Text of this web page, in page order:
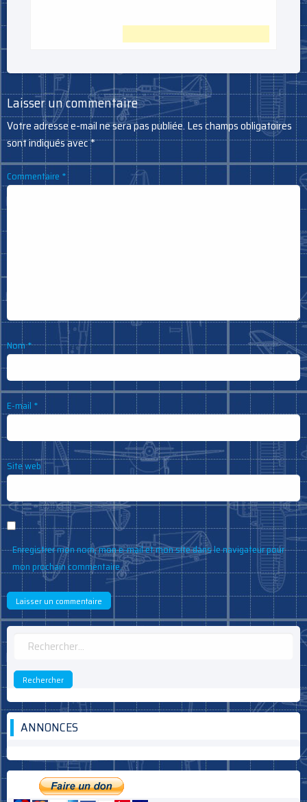
Laisser un commentaire
Votre adresse e-mail ne sera pas publiée. Les champs obligatoires
sont indiqués avec*
Commentaire *
Nom*
E-mail *
Site web
Enregistrer mon nom, mon e-mail et mon site dans le navigateur pour
mon prochain commentaire.
Rechercher :
ANNONCES